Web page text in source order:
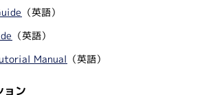
（英語）
（英語）
Manual （英語）
ョン